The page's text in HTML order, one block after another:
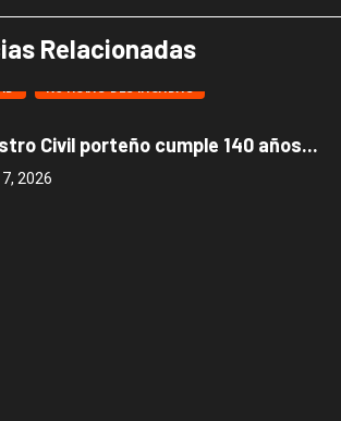
Relacionadas
NOTICIAS DESTACADAS
Civil porteño cumple 140 años...
2026